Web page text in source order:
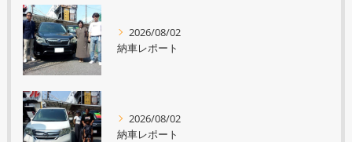
2026/08/02
納車レポート
2026/08/02
納車レポート